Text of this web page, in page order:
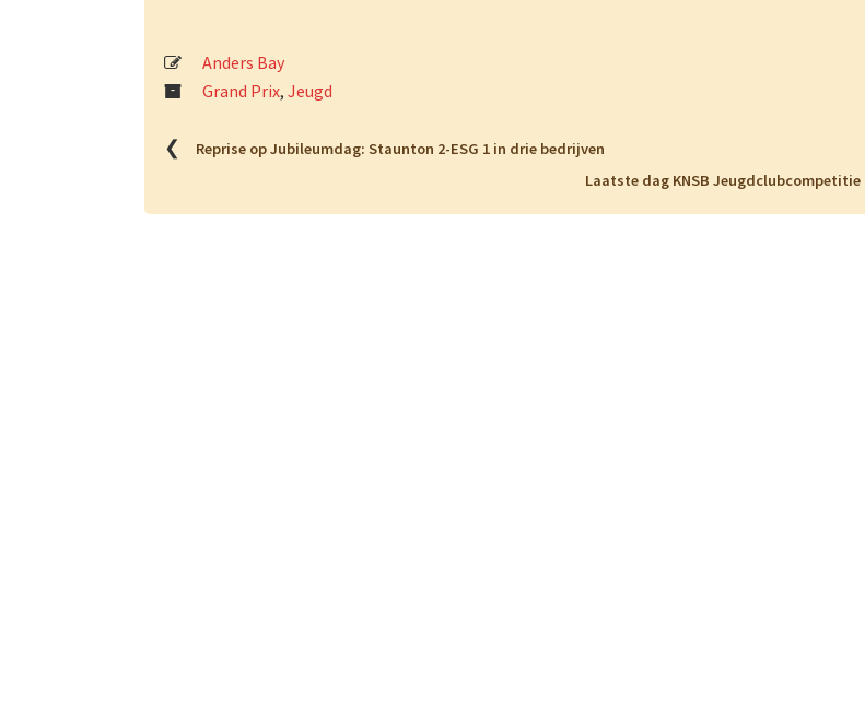
Anders Bay
Grand Prix, Jeugd
❮
Reprise op Jubileumdag: Staunton 2-ESG 1 in drie bedrijven
Laatste dag KNSB Jeugdclubcompetitie